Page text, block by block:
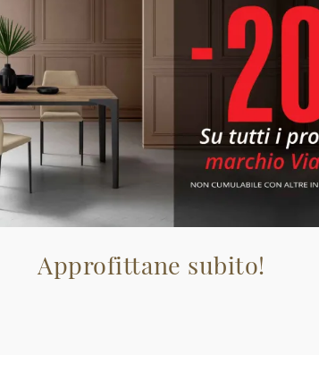
Approfittane subito!